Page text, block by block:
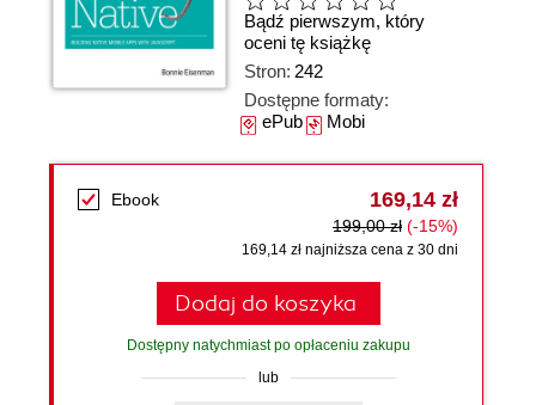
Bądź pierwszym, który
oceni tę książkę
Stron: 242
Dostępne formaty:
ePubMobi
Ebook 169,14 zł
199,00 zł (-15%)
169,14 zł najniższa cena z 30 dni
Dodaj do koszyka
Dostępny natychmiast po opłaceniu zakupu
lub